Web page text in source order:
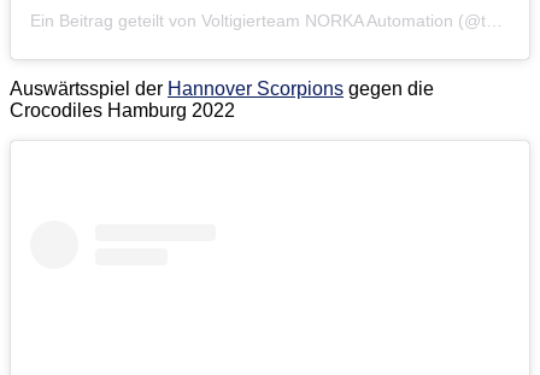
Auswärtsspiel der Hannover Scorpions gegen die
Crocodiles Hamburg 2022